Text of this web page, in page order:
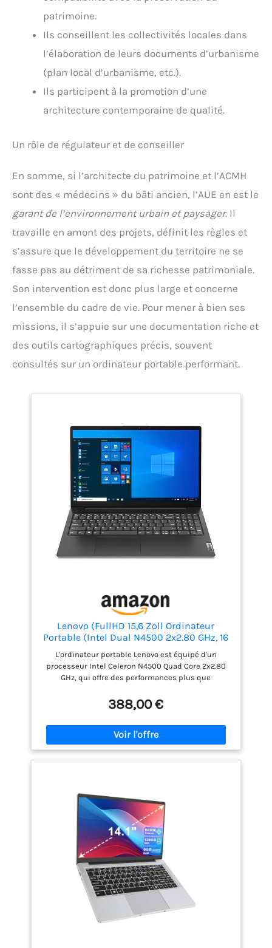
patrimoine.
Ils conseillent les collectivités locales dans
l’élaboration de leurs documents d’urbanisme
(plan local d’urbanisme, etc.).
Ils participent à la promotion d’une
architecture contemporaine de qualité.
Un rôle de régulateur et de conseiller
En somme, si l’architecte du patrimoine et l’ACMH
sont des « médecins » du bâti ancien, l’AUE en est le
garant de l’environnement urbain et paysager. Il
travaille en amont des projets, définit les règles et
s’assure que le développement du territoire ne se
fasse pas au détriment de sa richesse patrimoniale.
Son intervention est donc plus large et concerne
l’ensemble du cadre de vie. Pour mener à bien ses
missions, il s’appuie sur une documentation riche et
des outils cartographiques précis, souvent
consultés sur un ordinateur portable performant.
Lenovo (FullHD 15,6 Zoll Ordinateur
Portable (Intel Dual N4500 2x2.80 GHz, 16
Go DDR4, 512 Go SSD, Intel UHD, HDMI, BT,
USB 3.0, Webcam, WLAN, Windows 11,
Clavier AZERTY [français]) #8265
L'ordinateur portable Lenovo est équipé d'un
processeur Intel Celeron N4500 Quad Core 2x2.80
GHz, qui offre des performances plus que
les jeux Un grand SSD de 512 Go offre plus d'espace
qu'il n'en faut pour vos données et vos applications.
Particularités : poids super léger de 2,2 kg,
refroidissement silencieux, écran Full-HD, 16 Go de
RAM DDR4, webcam, HDMI, prise casque,
microphone, USB 3.0 Windows 11 Prof. 64 bits est
388,00 €